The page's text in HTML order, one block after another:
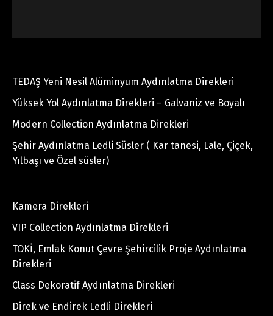
TEDAŞ Yeni Nesil Alüminyum Aydınlatma Direkleri
Yüksek Yol Aydınlatma Direkleri – Galvaniz ve Boyalı
Modern Collection Aydınlatma Direkleri
Şehir Aydınlatma Ledli Süsler ( Kar tanesi, Lale, Çiçek,
Yılbaşı ve Özel süsler)
Kamera Direkleri
VIP Collection Aydınlatma Direkleri
TOKİ, Emlak Konut Çevre Şehircilik Proje Aydınlatma
Direkleri
Class Dekoratif Aydınlatma Direkleri
Direk ve Endirek Ledli Direkleri